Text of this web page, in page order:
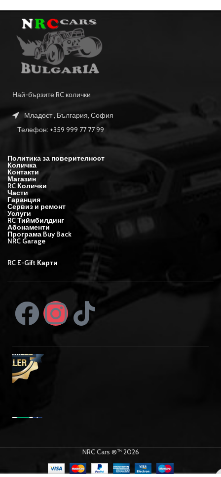
Най-бързите RC колички
Младост , България, София
Телефон: +359 999 77 77 99
Политика за поверителност
Количка
Контакти
Магазин
RC Колички
Части
Гаранция
Сервиз и ремонт
Услуги
RC Тиймбилдинг
Абонаменти
Програма Buy Back
NRC Garage
RC E-Gift Карти
NRC Cars ®™ 2026
Traxxas